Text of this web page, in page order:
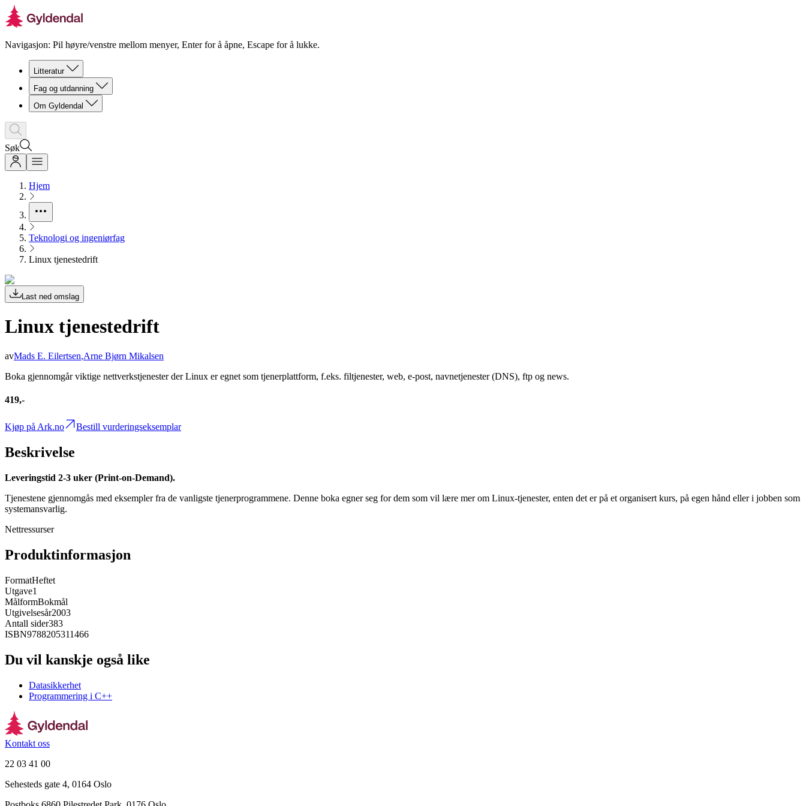
Navigasjon: Pil høyre/venstre mellom menyer, Enter for å åpne, Escape for å lukke.
Litteratur
Fag og utdanning
Om Gyldendal
Søk
Hjem
Teknologi og ingeniørfag
Linux tjenestedrift
Last ned omslag
Linux tjenestedrift
avMads E. Eilertsen,Arne Bjørn Mikalsen
Boka gjennomgår viktige nettverkstjenester der Linux er egnet som tjenerplattform, f.eks. filtjenester, web, e-post, navnetjenester (DNS), ftp og news.
419,-
Kjøp på Ark.no Bestill vurderingseksemplar
Beskrivelse
Leveringstid 2-3 uker (Print-on-Demand).
Tjenestene gjennomgås med eksempler fra de vanligste tjenerprogrammene. Denne boka egner seg for dem som vil lære mer om Linux-tjenester, enten det er på et organisert kurs, på egen hånd eller i jobben som
systemansvarlig.
Nettressurser
Produktinformasjon
FormatHeftet
Utgave1
MålformBokmål
Utgivelsesår2003
Antall sider383
ISBN9788205311466
Du vil kanskje også like
Datasikkerhet
Programmering i C++
Kontakt oss
22 03 41 00
Sehesteds gate 4, 0164 Oslo